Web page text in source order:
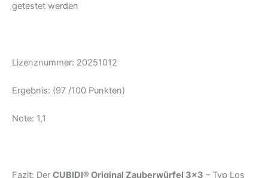
getestet werden
Lizenznummer: 20251012
Ergebnis: (97 /100 Punkten)
Note: 1,1
Fazit: Der CUBIDI® Original Zauberwürfel 3×3 – Typ Los